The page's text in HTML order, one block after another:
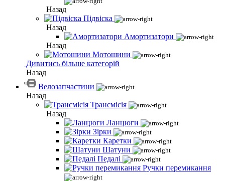
Назад
Підвіска
Назад
Амортизатори
Назад
Мотошини
Дивитись більше категорій
Назад
Велозапчастини
Назад
Трансмісія
Назад
Ланцюги
Зірки
Каретки
Шатуни
Педалі
Ручки перемикання